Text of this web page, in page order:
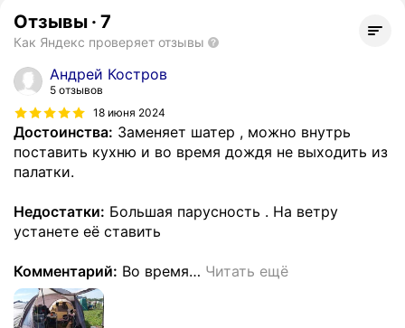
Отзывы · 7
Как Яндекс проверяет отзывы
Андрей Костров
5 отзывов
18 июня 2024
Достоинства: Заменяет шатер , можно внутрь
поставить кухню и во время дождя не выходить из
палатки.
Недостатки: Большая парусность . На ветру
устанете её ставить
Комментарий: Во время… Читать ещё